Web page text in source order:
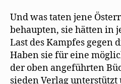
Und was taten jene
behaupten, sie hätten in
Last des Kampfes gegen
Haben sie für eine
der oben angeführten
sieden Verlag unterstützt